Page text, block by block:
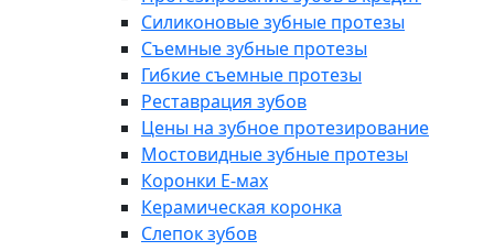
Силиконовые зубные протезы
Съемные зубные протезы
Гибкие съемные протезы
Реставрация зубов
Цены на зубное протезирование
Мостовидные зубные протезы
Коронки E-мах
Керамическая коронка
Слепок зубов